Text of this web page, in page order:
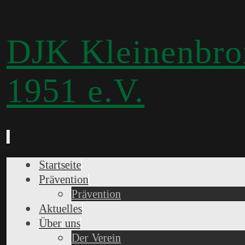
DJK
1951 e.V.
Zum
Inhalt
Startseite
Prävention
Prävention
Aktuelles
Über uns
Der Verein